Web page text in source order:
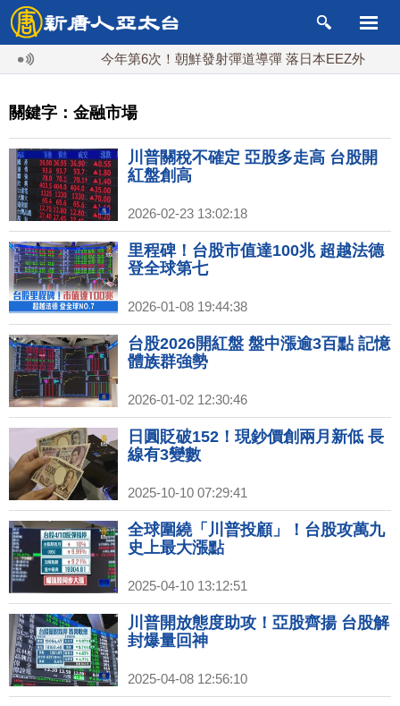
今年第6次！朝鮮發射彈道導彈 落日本EEZ外
關鍵字：金融市場
川普關稅不確定 亞股多走高 台股開
紅盤創高
2026-02-23 13:02:18
里程碑！台股市值達100兆 超越法德
登全球第七
2026-01-08 19:44:38
台股2026開紅盤 盤中漲逾3百點 記憶
體族群強勢
2026-01-02 12:30:46
日圓貶破152！現鈔價創兩月新低 長
線有3變數
2025-10-10 07:29:41
全球圍繞「川普投顧」！台股攻萬九
史上最大漲點
2025-04-10 13:12:51
川普開放態度助攻！亞股齊揚 台股解
封爆量回神
2025-04-08 12:56:10